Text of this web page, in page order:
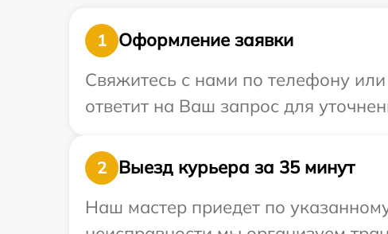
1
Оформление заявки
Свяжитесь с нами по телефону
ответит на Ваш запрос для
2
Выезд курьера за 35 минут
Наш мастер приедет по